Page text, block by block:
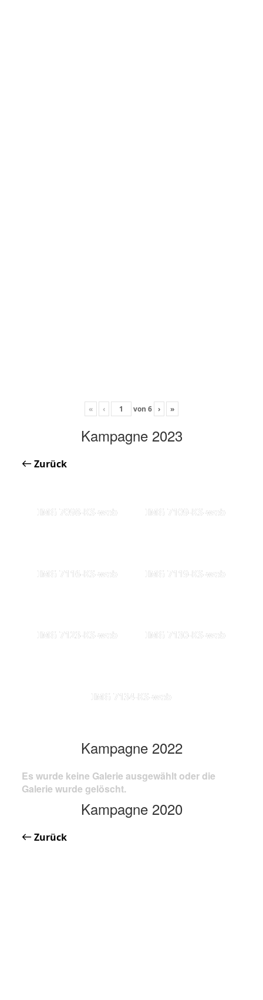
« ‹ von 6 › »
Kampagne 2023
Zurück
IMG 7098-KS-web IMG 7109-KS-web
IMG 7116-KS-web IMG 7119-KS-web
IMG 7123-KS-web IMG 7130-KS-web
IMG 7134-KS-web
Kampagne 2022
Es wurde keine Galerie ausgewählt oder die
Galerie wurde gelöscht.
Kampagne 2020
Zurück